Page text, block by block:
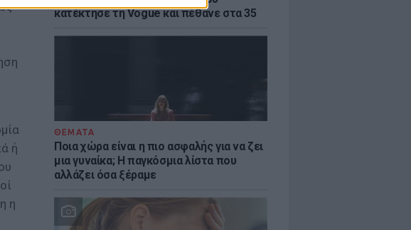
κατέκτησε τη Vogue και πέθανε στα 35
ΘΕΜΑΤΑ
Ποια χώρα είναι η πιο ασφαλής για να ζει
μια γυναίκα; Η παγκόσμια λίστα που
αλλάζει όσα ξέραμε
ή
η